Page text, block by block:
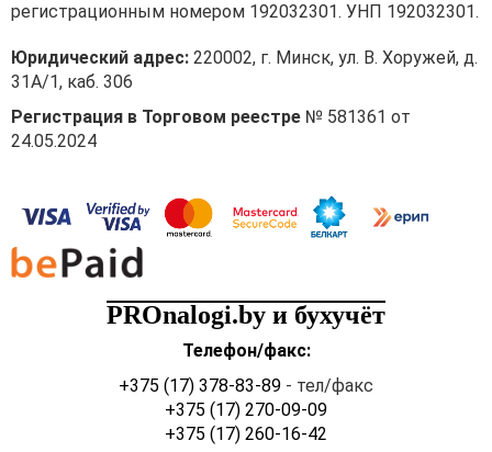
регистрационным номером 192032301. УНП 192032301.
Юридический адрес: 220002, г. Минск, ул. В. Хоружей, д.
31А/1, каб. 306
Регистрация в Торговом реестре № 581361 от
24.05.2024
PROnalogi.by и бухучёт
Телефон/факс:
+375 (17) 378-83-89 - тел/факс
+375 (17) 270-09-09
+375 (17) 260-16-42